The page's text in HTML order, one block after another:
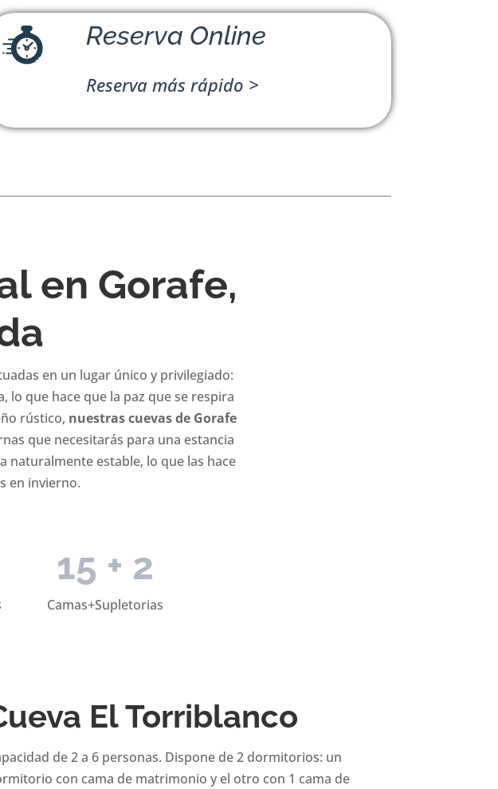
Reserva Online
Reserva más rápido >
en Gorafe,
en un lugar único y privilegiado:
lo que hace que la paz que se respira
rústico, nuestras cuevas de Gorafe
que necesitarás para una estancia
naturalmente estable, lo que las hace
en invierno.
15 + 2
Camas+Supletorias
El Torriblanco
de 2 a 6 personas. Dispone de 2 dormitorios: un
con cama de matrimonio y el otro con 1 cama de